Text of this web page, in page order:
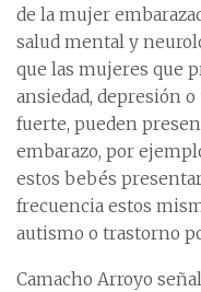
de la mujer
salud mental y
que las mujeres que
ansiedad, depresión
fuerte, pueden
embarazo, por
estos bebés
frecuencia estos
autismo o trastorno
Camacho Arroyo